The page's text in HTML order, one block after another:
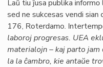
Laŭ tiu ĵusa publika
sed ne sukcesas vendi
176, Roterdamo.
laboroj progresas. UEA
materialojn – kaj parto
la la ĉambro, kie antaŭe